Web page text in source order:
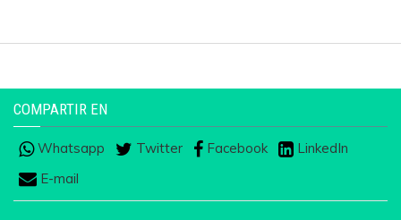
COMPARTIR EN
Whatsapp Twitter Facebook
LinkedIn
E-mail